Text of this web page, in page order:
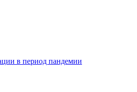
в период пандемии